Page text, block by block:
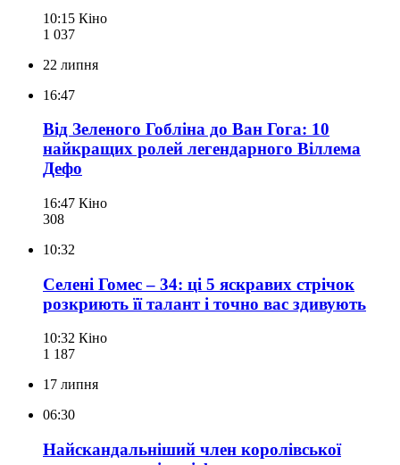
10:15 Кіно
1 037
22 липня
16:47
Від Зеленого Гобліна до Ван Гога: 10
найкращих ролей легендарного Віллема
Дефо
16:47 Кіно
308
10:32
Селені Гомес – 34: ці 5 яскравих стрічок
розкриють її талант і точно вас здивують
10:32 Кіно
1 187
17 липня
06:30
Найскандальніший член королівської